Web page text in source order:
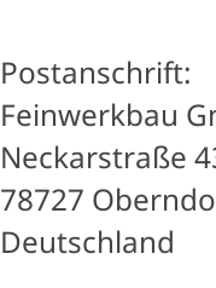
Postanschrift:
Feinwerkbau
Neckarstraße
78727
Deutschland